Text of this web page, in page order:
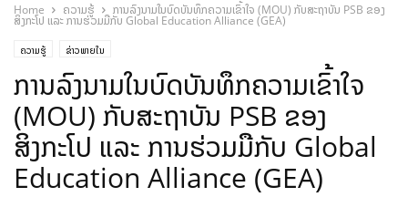
Home ຄວາມຮູ້ ການລົງນາມໃນບົດບັນທຶກຄວາມເຂົ້າໃຈ (MOU) ກັບສະຖາບັນ PSB ຂອງ
ສິງກະໂປ ແລະ ການຮ່ວມມືກັບ Global Education Alliance (GEA)
ຄວາມຮູ້ ຂ່າວພາຍໃນ
ການລົງນາມໃນບົດບັນທຶກຄວາມເຂົ້າໃຈ
(MOU) ກັບສະຖາບັນ PSB ຂອງ
ສິງກະໂປ ແລະ ການຮ່ວມມືກັບ Global
Education Alliance (GEA)